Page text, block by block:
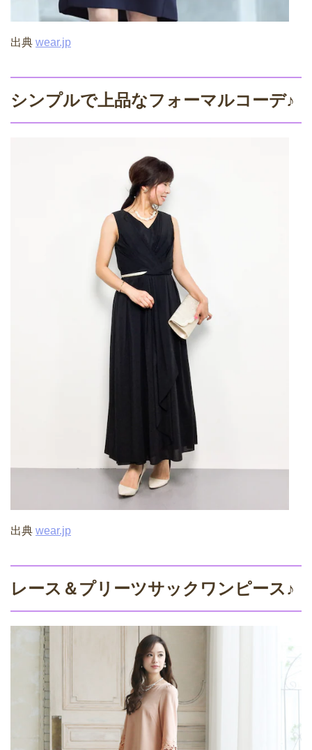
出典 wear.jp
シンプルで上品なフォーマルコーデ♪
出典 wear.jp
レース＆プリーツサックワンピース♪